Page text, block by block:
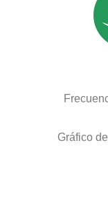
Gráfico